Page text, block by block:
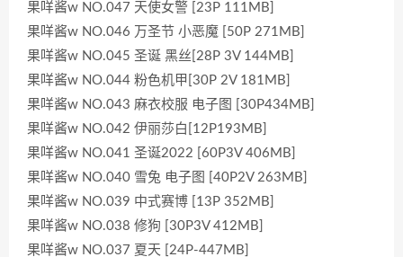
果咩酱w NO.047 天使女警 [23P 111MB]
果咩酱w NO.046 万圣节 小恶魔 [50P 271MB]
果咩酱w NO.045 圣诞 黑丝[28P 3V 144MB]
果咩酱w NO.044 粉色机甲[30P 2V 181MB]
果咩酱w NO.043 麻衣校服 电子图 [30P434MB]
果咩酱w NO.042 伊丽莎白[12P193MB]
果咩酱w NO.041 圣诞2022 [60P3V 406MB]
果咩酱w NO.040 雪兔 电子图 [40P2V 263MB]
果咩酱w NO.039 中式赛博 [13P 352MB]
果咩酱w NO.038 修狗 [30P3V 412MB]
果咩酱w NO.037 夏天 [24P-447MB]